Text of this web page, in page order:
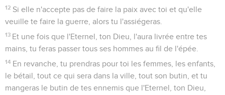
12 Si elle n'accepte pas de faire la paix avec toi et qu'elle
veuille te faire la guerre, alors tu l'assiégeras.
13 Et une fois que l'Eternel, ton Dieu, l'aura livrée entre tes
mains, tu feras passer tous ses hommes au fil de l'épée.
14 En revanche, tu prendras pour toi les femmes, les enfants,
le bétail, tout ce qui sera dans la ville, tout son butin, et tu
mangeras le butin de tes ennemis que l'Eternel, ton Dieu,